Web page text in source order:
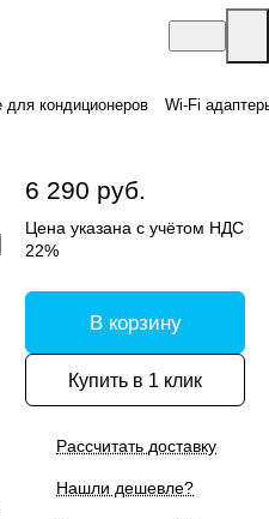
кондиционеров Wi-Fi
6 290 руб.
Цена указана с учётом НДС
22%
В корзину
Купить в 1 клик
Рассчитать доставку
Нашли дешевле?